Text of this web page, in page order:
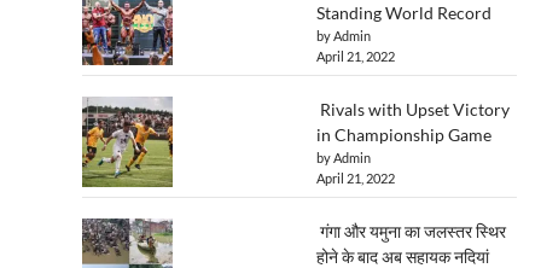
Standing World Record
by Admin
April 21, 2022
Rivals with Upset Victory
in Championship Game
by Admin
April 21, 2022
गंगा और यमुना का जलस्तर स्थिर
होने के बाद अब सहायक नदियां